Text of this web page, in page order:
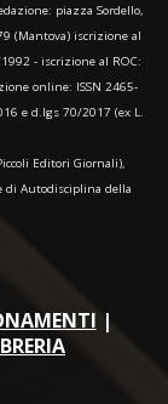
piazza Sordello,
(Mantova) iscrizione al
- iscrizione al ROC:
online: ISSN 2465-
e d.lgs 70/2017 (ex L.
Editori Giornali),
di Autodisciplina della
|